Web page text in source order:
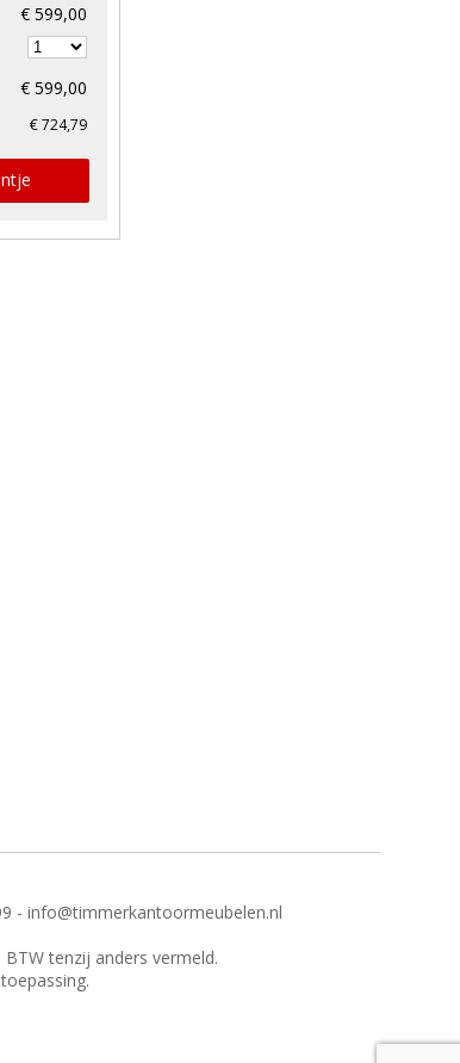
€ 599,00
€ 599,00
€ 724,79
- info@timmerkantoormeubelen.nl
tenzij anders vermeld.